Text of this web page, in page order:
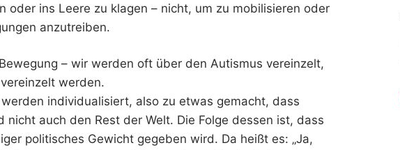
oder ins Leere zu klagen – nicht, um zu mobilisieren oder
anzutreiben.
– wir werden oft über den Autismus vereinzelt,
werden.
individualisiert, also zu etwas gemacht, dass
nicht auch den Rest der Welt. Die Folge dessen ist, dass
politisches Gewicht gegeben wird. Da heißt es: „Ja,